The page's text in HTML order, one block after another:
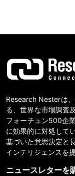
Research Nesterは
る、世界な市場調査
フォーチュン500企
に効果的に対処して
基づいた意思決定と
インテリジェンスを
ニュースレターを